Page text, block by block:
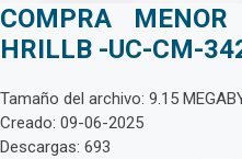
COMPRA
HRILLB -UC-CM-
Tamaño del archivo: 9.15
Creado: 09-06-2025
Descargas: 693